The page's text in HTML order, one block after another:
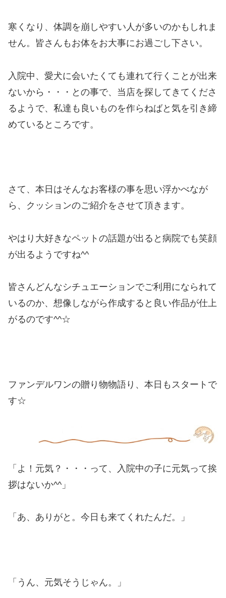
寒くなり、体調を崩しやすい人が多いのかもしれま
せん。皆さんもお体をお大事にお過ごし下さい。
入院中、愛犬に会いたくても連れて行くことが出来
ないから・・・との事で、当店を探してきてくださ
るようで、私達も良いものを作らねばと気を引き締
めているところです。
さて、本日はそんなお客様の事を思い浮かべなが
ら、クッションのご紹介をさせて頂きます。
やはり大好きなペットの話題が出ると病院でも笑顔
が出るようですね^^
皆さんどんなシチュエーションでご利用になられて
いるのか、想像しながら作成すると良い作品が仕上
がるのです^^☆
ファンデルワンの贈り物物語り、本日もスタートで
す☆
「よ！元気？・・・って、入院中の子に元気って挨
拶はないか^^」
「あ、ありがと。今日も来てくれたんだ。」
「うん、元気そうじゃん。」